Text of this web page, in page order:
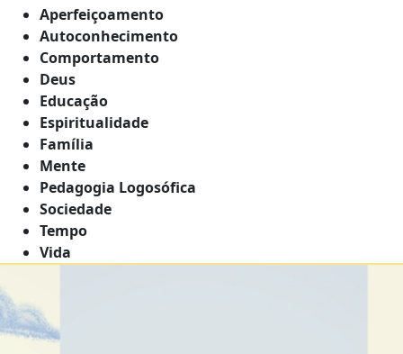
Aperfeiçoamento
Autoconhecimento
Comportamento
Deus
Educação
Espiritualidade
Família
Mente
Pedagogia Logosófica
Sociedade
Tempo
Vida